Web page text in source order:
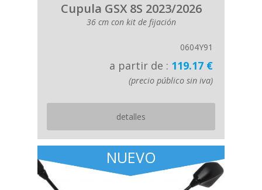
Cupula GSX 8S 2023/2026
36 cm con kit de fijación
0604Y91
a partir de : 119.17 €
(precio público sin iva)
detalles
NUEVO